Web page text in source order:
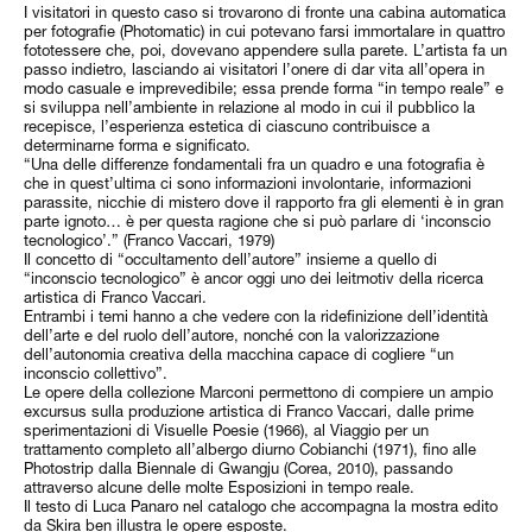
I visitatori in questo caso si trovarono di fronte una cabina automatica
per fotografie (Photomatic) in cui potevano farsi immortalare in quattro
fototessere che, poi, dovevano appendere sulla parete. L’artista fa un
passo indietro, lasciando ai visitatori l’onere di dar vita all’opera in
modo casuale e imprevedibile; essa prende forma “in tempo reale” e
si sviluppa nell’ambiente in relazione al modo in cui il pubblico la
recepisce, l’esperienza estetica di ciascuno contribuisce a
determinarne forma e significato.
“Una delle differenze fondamentali fra un quadro e una fotografia è
che in quest’ultima ci sono informazioni involontarie, informazioni
parassite, nicchie di mistero dove il rapporto fra gli elementi è in gran
parte ignoto… è per questa ragione che si può parlare di ‘inconscio
tecnologico’.” (Franco Vaccari, 1979)
Il concetto di “occultamento dell’autore” insieme a quello di
“inconscio tecnologico” è ancor oggi uno dei leitmotiv della ricerca
artistica di Franco Vaccari.
Entrambi i temi hanno a che vedere con la ridefinizione dell’identità
dell’arte e del ruolo dell’autore, nonché con la valorizzazione
dell’autonomia creativa della macchina capace di cogliere “un
inconscio collettivo”.
Le opere della collezione Marconi permettono di compiere un ampio
excursus sulla produzione artistica di Franco Vaccari, dalle prime
sperimentazioni di Visuelle Poesie (1966), al Viaggio per un
trattamento completo all’albergo diurno Cobianchi (1971), fino alle
Photostrip dalla Biennale di Gwangju (Corea, 2010), passando
attraverso alcune delle molte Esposizioni in tempo reale.
Il testo di Luca Panaro nel catalogo che accompagna la mostra edito
da Skira ben illustra le opere esposte.